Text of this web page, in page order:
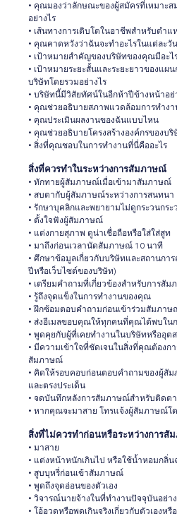
• คุณมองว่าลักษณะของผู้สมัครที่เหมาะ
อย่างไร
• เส้นทางการเติบโตในอาชีพสำหรับตำแ
• คุณคาดหวังว่าฉันจะทำอะไรในแต่ละวั
• เป้าหมายสำคัญของบริษัทของคุณมีอะไ
• เป้าหมายระยะสั้นและระยะยาวของแผ
บริษัทโดยรวมอย่างไร
• บริษัทนี้มีวิสัยทัศน์ในอีกห้าปีข้างหน้าอย่
• คุณช่วยอธิบายสภาพแวดล้อมการทำง
• คุณประเมินผลงานของฉันแบบไหน
• คุณช่วยอธิบายโครงสร้างองค์กรของบริ
• สิ่งที่คุณชอบในการทำงานที่นี่คืออะไร
สิ่งที่ควรทำในระหว่างการสัมภาษณ์
• ทักทายผู้สัมภาษณ์เมื่อเข้ามาสัมภาษณ์
• สบตากับผู้สัมภาษณ์ระหว่างการสนทนา
• รักษาบุคลิกและพยายามไม่ดูกระวนกระ
• ตั้งใจฟังผู้สัมภาษณ์
• แต่งกายสุภาพ ดูน่าเชื่อถือหรือใส่ใส่สูท
• มาถึงก่อนเวลานัดสัมภาษณ์ 10 นาที
• ศึกษาข้อมูลเกี่ยวกับบริษัทและสถานกา
ปีหรือเว็บไซต์ของบริษัท)
• เตรียมคำถามที่เกี่ยวข้องสำหรับการสั
• รู้ถึงจุดแข็งในการทำงานของคุณ
• ฝึกซ้อมตอบคำถามก่อนเข้าร่วมสัมภาษ
• ส่งอีเมลขอบคุณให้ทุกคนที่คุณได้พบใน
• พูดคุยกับผู้ที่เคยทำงานในบริษัทหรืออุต
• มีความเข้าใจที่ชัดเจนในสิ่งที่คุณต้องกา
สัมภาษณ์
• คิดให้รอบคอบก่อนตอบคำถามของผู้สั
และตรงประเด็น
• จดบันทึกหลังการสัมภาษณ์สำหรับติดต
• หากคุณจะมาสาย โทรแจ้งผู้สัมภาษณ์โ
สิ่งที่ไม่ควรทำก่อนหรือระหว่างการสั
• มาสาย
• แต่งหน้าหนักเกินไป หรือใช้น้ำหอมกลิ่น
• สูบบุหรี่ก่อนเข้าสัมภาษณ์
• พูดถึงจุดอ่อนของตัวเอง
• วิจารณ์นายจ้างในที่ทำงานปัจจุบันอย่าง
• โอ้อวดหรือพูดเกินจริงเกี่ยวกับตัวเองห